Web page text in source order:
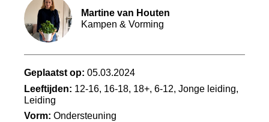
Martine van Houten
Kampen & Vorming
Geplaatst op: 05.03.2024
Leeftijden: 12-16, 16-18, 18+, 6-12, Jonge leiding,
Leiding
Vorm: Ondersteuning